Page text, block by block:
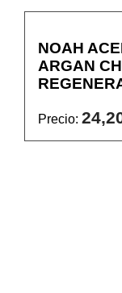
NOAH
ARGAN
Precio: